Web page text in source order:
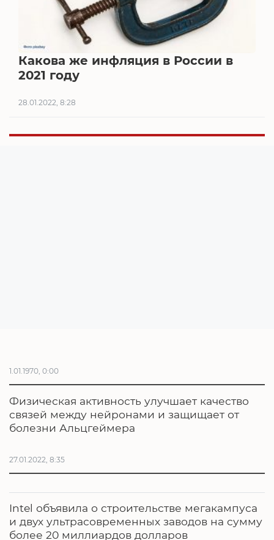
Какова же инфляция в России в
2021 году
28.01.2022, 8:28
1.01.1970, 0:00
Физическая активность улучшает качество
связей между нейронами и защищает от
болезни Альцгеймера
27.01.2022, 8:35
Intel объявила о строительстве мегакампуса
и двух ультрасовременных заводов на сумму
более 20 миллиардов долларов